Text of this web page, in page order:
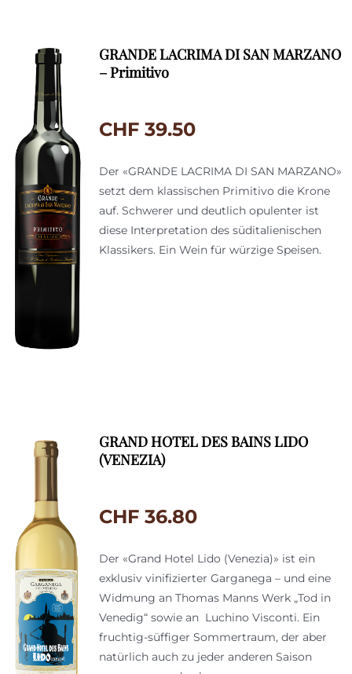
GRANDE LACRIMA DI SAN MARZANO
– Primitivo
CHF 39.50
Der «GRANDE LACRIMA DI SAN MARZANO»
setzt dem klassischen Primitivo die Krone
auf. Schwerer und deutlich opulenter ist
diese Interpretation des süditalienischen
Klassikers. Ein Wein für würzige Speisen.
GRAND HOTEL DES BAINS LIDO
(VENEZIA)
CHF 36.80
Der «Grand Hotel Lido (Venezia)» ist ein
exklusiv vinifizierter Garganega – und eine
Widmung an Thomas Manns Werk „Tod in
Venedig“ sowie an Luchino Visconti. Ein
fruchtig-süffiger Sommertraum, der aber
natürlich auch zu jeder anderen Saison